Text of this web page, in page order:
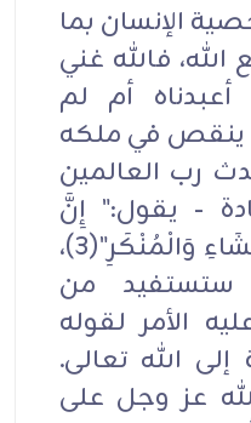
الإنسان بما
فالله غني
أم لم
ينقص في ملكه
رب العالمين
- يقول:" إِنَّ
الصَّلاَةَ تَنْهَى عَنِ الْفَحْشَاءِ وَالْمُنْكَرِ"(3)،
ستستفيد من
الأمر لقوله
إلى الله تعالى.
عز وجل على